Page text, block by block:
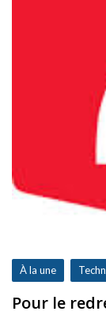
À la une
Pour le